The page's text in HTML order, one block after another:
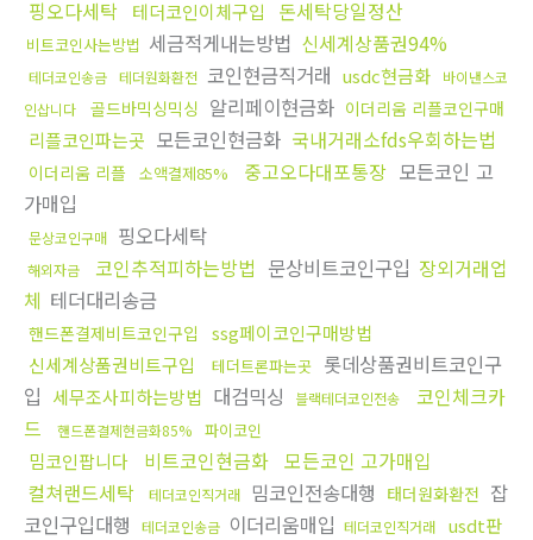
핑오다세탁
테더코인이체구입 돈세탁당일정산
비트코인사는방법 세금적게내는방법 신세계상품권94%
테더코인송금 테더원화환전 코인현금직거래 usdc현금화
바이낸스코
인삽니다
골드바믹싱믹싱 알리페이현금화 이더리움 리플코인구매
리플코인파는곳 모든코인현금화 국내거래소fds우회하는법
이더리움 리플 소액결제85% 중고오다대포통장 모든코인 고
가매입
문상코인구매 핑오다세탁
해외자금 코인추적피하는방법 문상비트코인구입 장외거래업
체 테더대리송금
핸드폰결제비트코인구입
ssg페이코인구매방법
신세계상품권비트구입
테더트론파는곳 롯데상품권비트코인구
입 세무조사피하는방법 대검믹싱 블랙테더코인전송
코인체크카
드
핸드폰결제현금화85% 파이코인
밈코인팝니다 비트코인현금화 모든코인 고가매입
컬쳐랜드세탁
테더코인직거래 밈코인전송대행 태더원화환전 잡
코인구입대행
테더코인송금 이더리움매입 테더코인직거래
usdt판